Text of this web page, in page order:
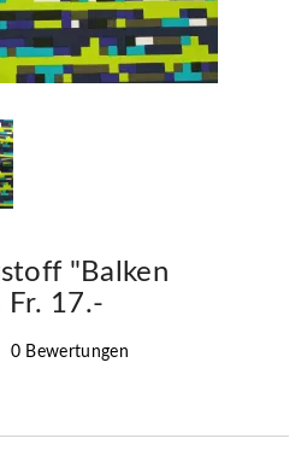
"Balken
Fr. 17.-
0 Bewertungen